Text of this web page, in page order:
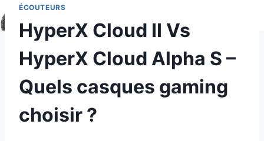
ÉCOUTEURS
HyperX Cloud II Vs
HyperX Cloud Alpha S –
Quels casques gaming
choisir ?